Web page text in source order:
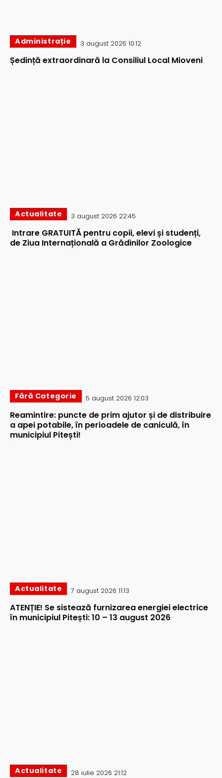
Administrație 3 august 2026 10:12
Ședință extraordinară la Consiliul Local Mioveni
Actualitate 3 august 2026 22:45
Intrare GRATUITĂ pentru copii, elevi și studenți,
de Ziua Internațională a Grădinilor Zoologice
Fără Categorie 5 august 2026 12:03
Reamintire: puncte de prim ajutor și de distribuire
a apei potabile, în perioadele de caniculă, în
municipiul Pitești!
Actualitate 7 august 2026 11:13
ATENȚIE! Se sistează furnizarea energiei electrice
în municipiul Pitești: 10 – 13 august 2026
Actualitate 28 iulie 2026 21:12